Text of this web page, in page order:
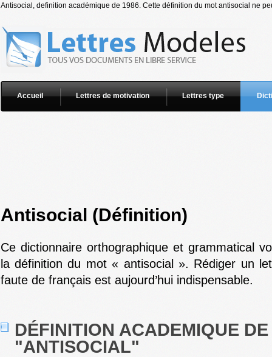
Antisocial, definition académique de 1986. Cette définition du mot antisocial ne
Accueil Lettres de motivation Lettres type
Antisocial (Définition)
Ce dictionnaire orthographique et grammatical
la définition du mot « antisocial ». Rédiger un
faute de français est aujourd’hui indispensable.
DÉFINITION ACADEMIQUE DE
"ANTISOCIAL"